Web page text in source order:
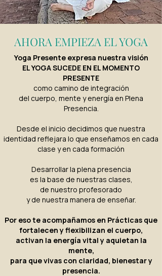
AHORA EMPIEZA EL YOGA
Yoga Presente expresa nuestra visión
EL YOGA SUCEDE EN EL MOMENTO
PRESENTE​
como camino de integración
del cuerpo, mente y energía en Plena
Presencia.
Desde el inicio decidimos que nuestra
identidad reflejara lo que enseñamos en cada
clase y en cada formación
Desarrollar la plena presencia
es la base de nuestras clases,
de nuestro profesorado
y de nuestra manera de enseñar.
Por eso te acompañamos en Prácticas que
fortalecen y flexibilizan el cuerpo,
activan la energía vital y aquietan la
mente,
para que vivas con claridad, bienestar y
presencia.